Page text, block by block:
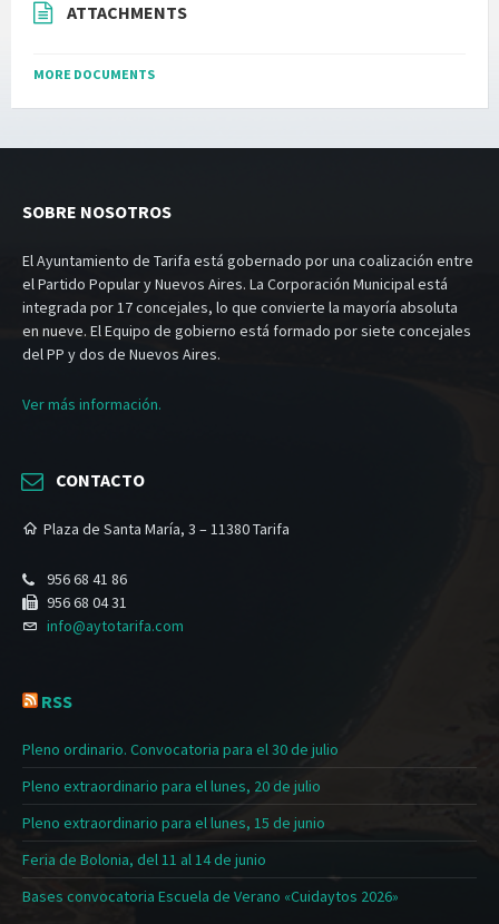
ATTACHMENTS
MORE DOCUMENTS
SOBRE NOSOTROS
El Ayuntamiento de Tarifa está gobernado por una coalización entre
el Partido Popular y Nuevos Aires. La Corporación Municipal está
integrada por 17 concejales, lo que convierte la mayoría absoluta
en nueve. El Equipo de gobierno está formado por siete concejales
del PP y dos de Nuevos Aires.
Ver más información.
CONTACTO
Plaza de Santa María, 3 – 11380 Tarifa
956 68 41 86
956 68 04 31
info@aytotarifa.com
RSS
Pleno ordinario. Convocatoria para el 30 de julio
Pleno extraordinario para el lunes, 20 de julio
Pleno extraordinario para el lunes, 15 de junio
Feria de Bolonia, del 11 al 14 de junio
Bases convocatoria Escuela de Verano «Cuidaytos 2026»